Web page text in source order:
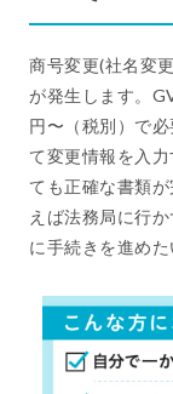
商号変更(社名変
が発生します。
円〜（税別）で
て変更情報を入
ても正確な書類
えば法務局に行
に手続きを進めた